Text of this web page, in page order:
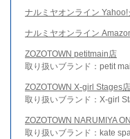
ナルミヤオンライン
ナルミヤオンライン
ZOZOTOWN petitmain店
取り扱いブランド：petit
ZOZOTOWN X-girl Stages店
取り扱いブランド：X-girl
ZOZOTOWN NARUMIYA
取り扱いブランド：kate